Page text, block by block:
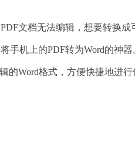
文档无法编辑，想要转换
手机上的PDF转为Word的神
的Word格式，方便快捷地进